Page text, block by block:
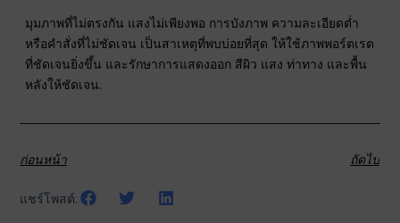
มุมภาพที่ไม่ตรงกัน แสงไม่เพียงพอ การบังภาพ ความละเอียดต่ำ
หรือคำสั่งที่ไม่ชัดเจน เป็นสาเหตุที่พบบ่อยที่สุด ให้ใช้ภาพพอร์ตเรต
ที่ชัดเจนยิ่งขึ้น และรักษาการแสดงออก สีผิว แสง ท่าทาง และพื้น
หลังให้ชัดเจน.
ก่อนหน้า ถัดไป
แชร์โพสต์: